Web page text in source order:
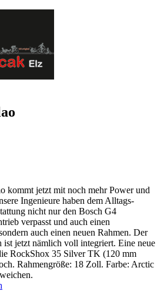
kommt jetzt mit noch mehr Power und
Ingenieure haben dem Alltags-
nicht nur den Bosch G4
verpasst und auch einen
auch einen neuen Rahmen. Der
jetzt nämlich voll integriert. Eine neue
RockShox 35 Silver TK (120 mm
Rahmengröße: 18 Zoll. Farbe: Arctic